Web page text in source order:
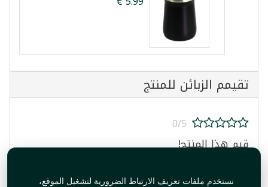
نستخدم ملفات تعريف الارتباط الضرورية لتشغيل الموقع،
تقيمم الزبائن للمنتج
0/5
قيم هذا المنتج!